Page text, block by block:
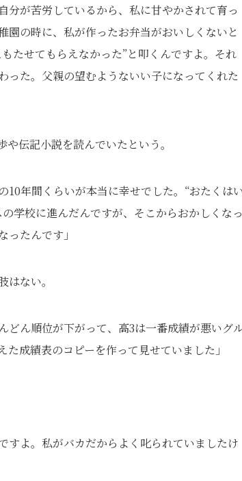
分が苦労しているから、私に甘やかされて育っ
の時に、私が作ったお弁当がおいしくないと
たせてもらえなかった”と叩くんですよ。それ
った。父親の望むようないい子になってくれた
伝記小説を読んでいたという。
10年間くらいが本当に幸せでした。“おたくは
学校に進んだんですが、そこからおかしくなっ
たんです」
ない。
どん順位が下がって、高3は一番成績が悪いグ
成績表のコピーを作って見せていました」
すよ。私がバカだからよく叱られていましたけ